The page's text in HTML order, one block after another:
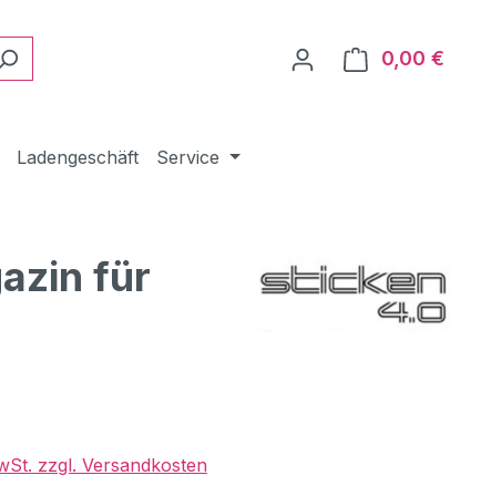
0,00 €
Ladengeschäft Service
für
zzgl. Versandkosten